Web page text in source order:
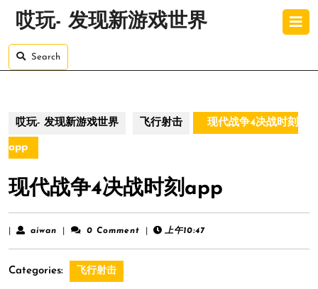
哎玩- 发现新游戏世界
Search
哎玩- 发现新游戏世界 飞行射击 现代战争4决战时刻
app
现代战争4决战时刻app
aiwan aiwan 0 Comment 上午10:47
Categories: 飞行射击